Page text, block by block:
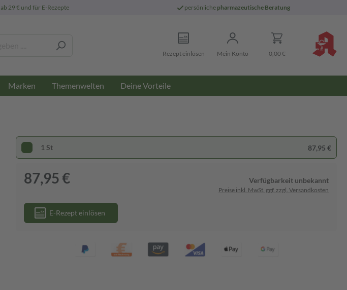
ab 29 € und für E-Rezepte persönliche pharmazeutische Beratung
Rezept einlösen Mein Konto 0,00 €
Marken Themenwelten Deine Vorteile
1 St 87,95 €
87,95 € Verfügbarkeit unbekannt
Preise inkl. MwSt. ggf. zzgl. Versandkosten
E-Rezept einlösen